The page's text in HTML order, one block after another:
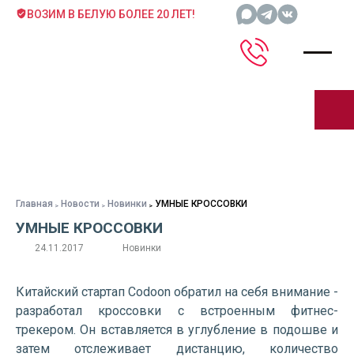
ВОЗИМ В БЕЛУЮ БОЛЕЕ 20 ЛЕТ!
Главная Новости Новинки УМНЫЕ КРОССОВКИ
УМНЫЕ КРОССОВКИ
24.11.2017 Новинки
Китайский стартап Codoon обратил на себя внимание -
разработал кроссовки с встроенным фитнес-
трекером. Он вставляется в углубление в подошве и
затем отслеживает дистанцию, количество